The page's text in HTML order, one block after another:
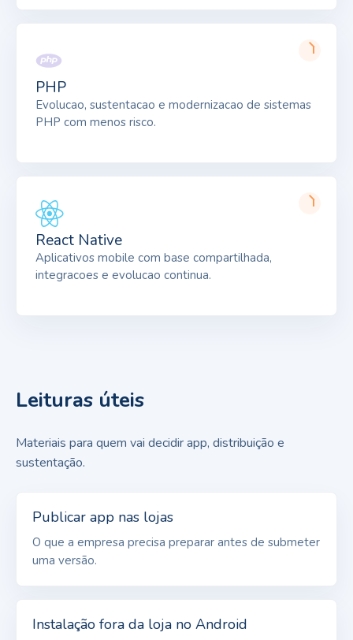
PHP
Evolucao, sustentacao e modernizacao de sistemas
PHP com menos risco.
React Native
Aplicativos mobile com base compartilhada,
integracoes e evolucao continua.
Leituras úteis
Materiais para quem vai decidir app, distribuição e
sustentação.
Publicar app nas lojas
O que a empresa precisa preparar antes de submeter
uma versão.
Instalação fora da loja no Android